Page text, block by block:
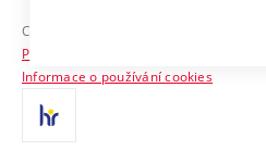
Sociální bezpečí
HR Award
Kontakty
Copyright © 2026 VUT
Prohlášení o přístupnosti
Informace o používání cookies